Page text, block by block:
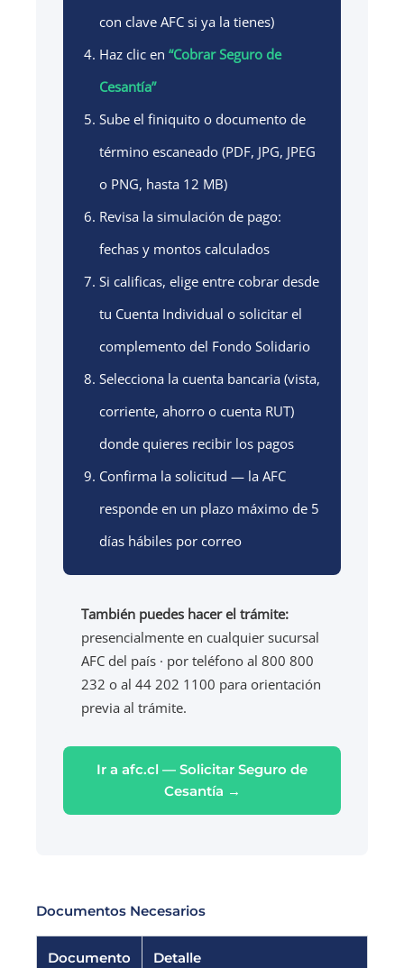
con clave AFC si ya la tienes)
Haz clic en “Cobrar Seguro de
Cesantía”
Sube el finiquito o documento de
término escaneado (PDF, JPG, JPEG
o PNG, hasta 12 MB)
Revisa la simulación de pago:
fechas y montos calculados
Si calificas, elige entre cobrar desde
tu Cuenta Individual o solicitar el
complemento del Fondo Solidario
Selecciona la cuenta bancaria (vista,
corriente, ahorro o cuenta RUT)
donde quieres recibir los pagos
Confirma la solicitud — la AFC
responde en un plazo máximo de 5
días hábiles por correo
También puedes hacer el trámite:
presencialmente en cualquier sucursal
AFC del país · por teléfono al 800 800
232 o al 44 202 1100 para orientación
previa al trámite.
Ir a afc.cl — Solicitar Seguro de
Cesantía →
Documentos Necesarios
Documento Detalle